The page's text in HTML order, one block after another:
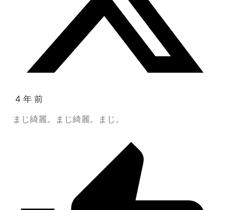
4 年 前
まじ綺麗。まじ綺麗。まじ。